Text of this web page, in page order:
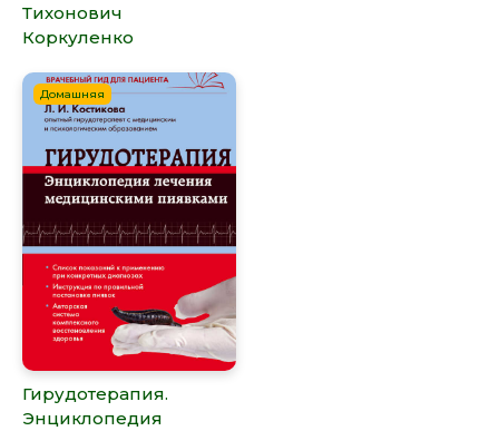
Тихонович
Коркуленко
Домашняя
Гирудотерапия.
Энциклопедия